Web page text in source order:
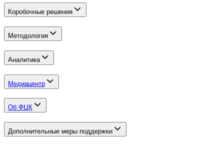
Коробочные решения
Методология
Аналитика
Медиацентр
Об ФЦК
Дополнительные меры поддержки